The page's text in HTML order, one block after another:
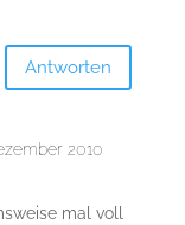
Antworten
2010
mal voll